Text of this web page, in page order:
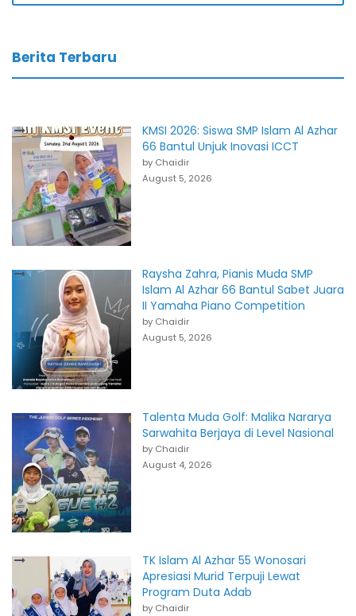
Berita Terbaru
KMSI 2026: Siswa SMP Islam Al Azhar
66 Bantul Unjuk Inovasi ICCT
by Chaidir
August 5, 2026
Raysha Zahra, Pianis Muda SMP
Islam Al Azhar 66 Bantul Sabet Juara
II Yamaha Piano Competition
by Chaidir
August 5, 2026
Talenta Muda Golf: Malika Nararya
Sarwahita Berjaya di Level Nasional
by Chaidir
August 4, 2026
TK Islam Al Azhar 55 Wonosari
Apresiasi Murid Terpuji Lewat
Program Duta Adab
by Chaidir